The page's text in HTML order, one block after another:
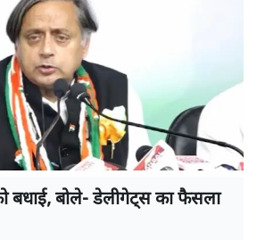
बधाई, बोले- डेलीगेट्स का फैसला